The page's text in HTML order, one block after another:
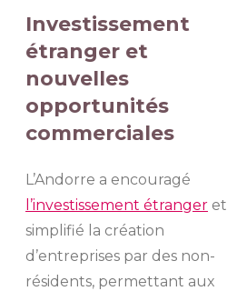
Investissement
étranger et
nouvelles
opportunités
commerciales
L’Andorre a encouragé
l’investissement étranger et
simplifié la création
d’entreprises par des non-
résidents, permettant aux